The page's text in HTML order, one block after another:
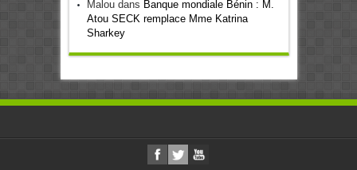
Maloudans Banque mondiale Bénin : M.
Atou SECK remplace Mme Katrina
Sharkey